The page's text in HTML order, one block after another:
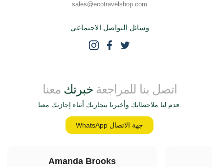
sales@ecotravelshop.com
وسائل التواصل الاجتماعي
اتصل بنا للمراجعةخبرتك معنا
WhatsApp جهة الاتصال
Amanda Brooks